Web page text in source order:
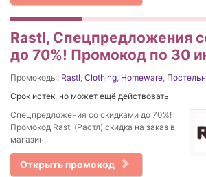
Rastl, Спецпредложения
до 70%! Промокод по 30
Промокоды: Rastl, Clothing, Homeware,
Срок истек, но может ещё действовать
Спецпредложения со скидками до 70%!
Промокод Rastl (Растл) скидка на заказ в
магазин.
Открыть промокод